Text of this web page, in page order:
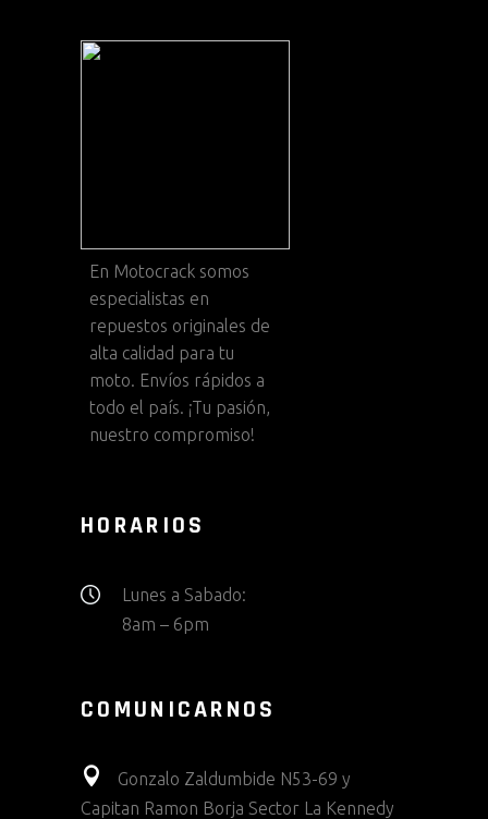
En Motocrack somos
especialistas en
repuestos originales de
alta calidad para tu
moto. Envíos rápidos a
todo el país. ¡Tu pasión,
nuestro compromiso!
HORARIOS
Lunes a Sabado:
8am – 6pm
COMUNICARNOS
Gonzalo Zaldumbide N53-69 y
Capitan Ramon Borja Sector La Kennedy